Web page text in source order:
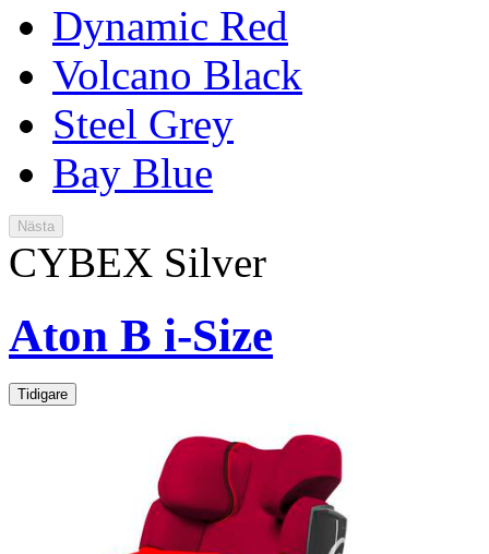
Dynamic Red
Volcano Black
Steel Grey
Bay Blue
Nästa
CYBEX Silver
Aton B i-Size
Tidigare